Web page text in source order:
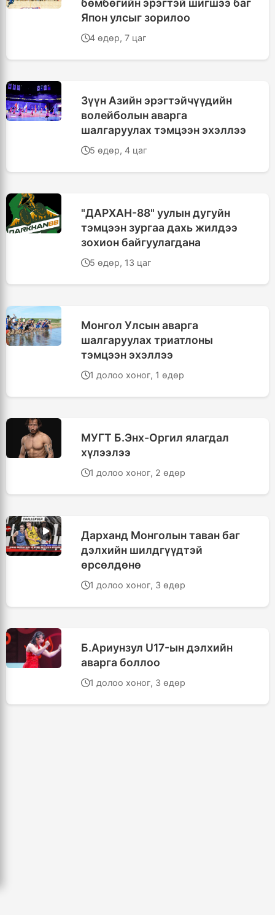
бөмбөгийн эрэгтэй шигшээ баг
Япон улсыг зорилоо
4 өдөр, 7 цаг
Зүүн Азийн эрэгтэйчүүдийн
волейболын аварга
шалгаруулах тэмцээн эхэллээ
5 өдөр, 4 цаг
"ДАРХАН-88" уулын дугуйн
тэмцээн зургаа дахь жилдээ
зохион байгуулагдана
5 өдөр, 13 цаг
Монгол Улсын аварга
шалгаруулах триатлоны
тэмцээн эхэллээ
1 долоо хоног, 1 өдөр
МУГТ Б.Энх-Оргил ялагдал
хүлээлээ
1 долоо хоног, 2 өдөр
Дарханд Монголын таван баг
дэлхийн шилдгүүдтэй
өрсөлдөнө
1 долоо хоног, 3 өдөр
Б.Ариунзул U17-ын дэлхийн
аварга боллоо
1 долоо хоног, 3 өдөр